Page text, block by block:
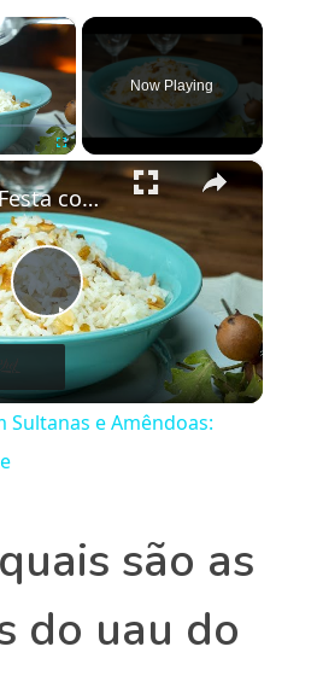
×
Fullscreen
Now Playing
×
Play
Video
Arroz de Festa com Sultanas e Amêndoas: Soltinho e Crocante
Sultanas e Amêndoas:
são as
do uau do